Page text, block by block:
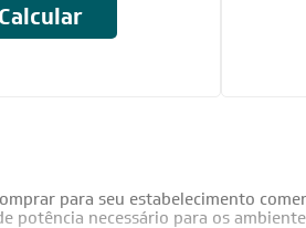
Calcular
para seu estabelecimento
potência necessário para os